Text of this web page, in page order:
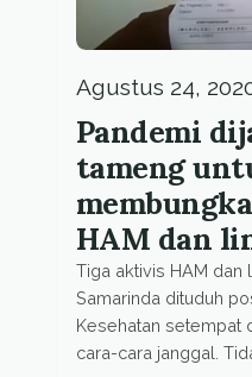
Agustus 24,
Pandemi
tameng
HAM dan
Tiga aktivis HAM dan
Samarinda dituduh
Kesehatan setempat
cara-cara janggal.